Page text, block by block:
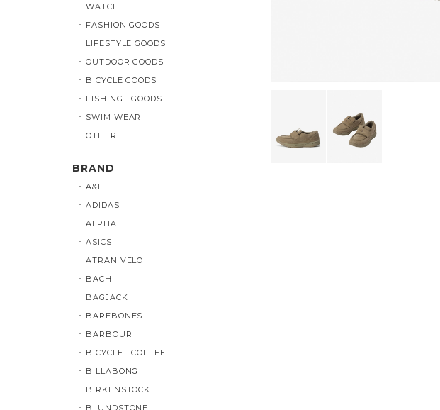
WATCH
FASHION GOODS
LIFESTYLE GOODS
OUTDOOR GOODS
BICYCLE GOODS
FISHING GOODS
SWIM WEAR
OTHER
BRAND
A&F
ADIDAS
ALPHA
ASICS
ATRAN VELO
BACH
BAGJACK
BAREBONES
BARBOUR
BICYCLE COFFEE
BILLABONG
BIRKENSTOCK
BLUNDSTONE